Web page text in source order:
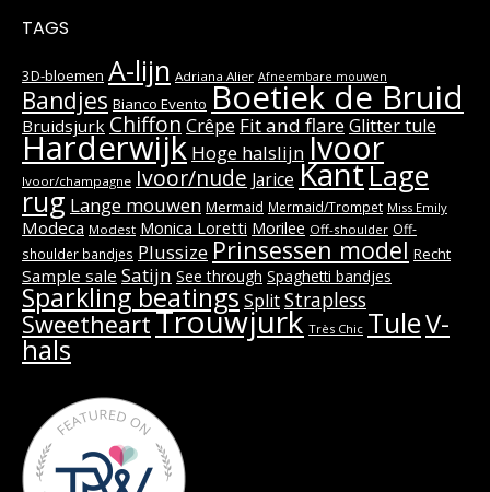
TAGS
3D-bloemen A-lijn Adriana Alier Afneembare mouwen
Bandjes Bianco Evento Boetiek de Bruid
Bruidsjurk Chiffon Crêpe Fit and flareGlitter tule
Harderwijk Hoge halslijnIvoor
Ivoor/champagne Ivoor/nude Jarice KantLage
rug Lange mouwen Mermaid Mermaid/Trompet Miss Emily
Modeca Modest Monica Loretti Morilee Off-shoulder Off-
shoulder bandjes Plussize Prinsessen model Recht
Sample sale Satijn See through Spaghetti bandjes
Sparkling beatings SplitStrapless
SweetheartTrouwjurk Très Chic TuleV-
hals